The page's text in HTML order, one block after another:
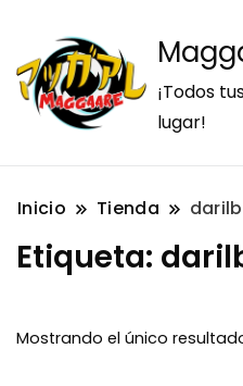
¡Todos
lugar!
Inicio Tienda
Etiqueta:
Mostrando el único